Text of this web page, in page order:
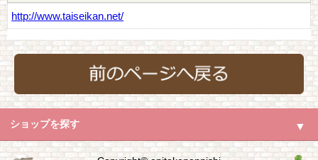
http://www.taiseikan.net/
ショップを探す ▼
カテゴリからショップを探す